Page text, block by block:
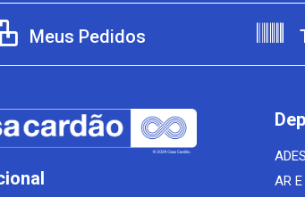
Meus Pedidos
AR